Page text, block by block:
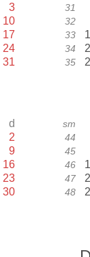
3
10
17
24
31
31
32
33
34
35
d
2
9
16
23
30
sm
44
45
46
47
48